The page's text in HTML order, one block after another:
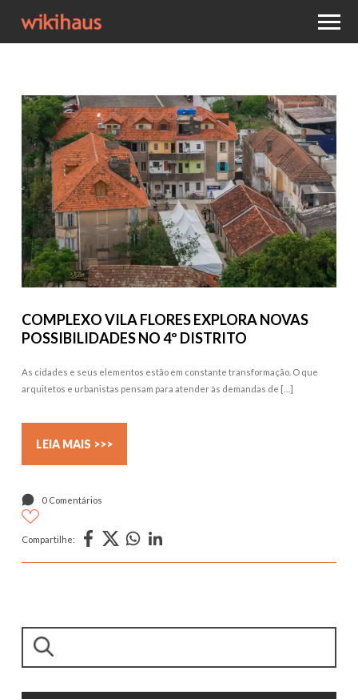
COMPLEXO VILA FLORES EXPLORA NOVAS
POSSIBILIDADES NO 4º DISTRITO
As cidades e seus elementos estão em constante transformação. O que
arquitetos e urbanistas pensam para atender às demandas de […]
LEIA MAIS >>>
0 Comentários
Compartilhe:
Pesquisar